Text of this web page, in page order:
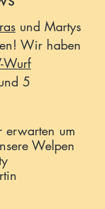
und Martys
Wir haben
Wurf
5
um
Welpen
Marty